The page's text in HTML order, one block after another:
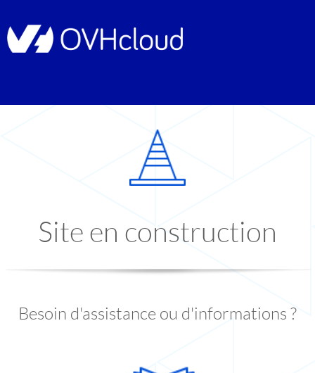
Site en construction
Besoin d'assistance ou d'informations ?